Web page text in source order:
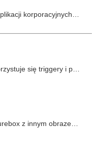
w
i procedury składowane w .net?